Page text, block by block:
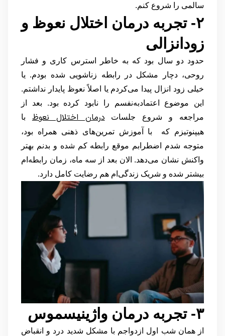
سالمی را شروع کنم.
۲- تجربه درمان اختلال نعوظ و
زودانزالی
حدود دو سال بود که به خاطر استرس کاری و فشار
روحی، دچار مشکل در رابطه زناشویی شده بودم. یا
خیلی زود انزال پیدا می‌کردم یا اصلاً نعوظ پایدار نداشتم.
این موضوع اعتمادبه‌نفسم را نابود کرده بود. بعد از
مراجعه و شروع جلسات درمان اختلال نعوظ با
هیپنوتیزم که با آموزش تمرین‌های ذهنی همراه بود،
متوجه شدم اضطرابم موقع رابطه کم شده و بدنم بهتر
واکنش نشان می‌دهد. الان بعد از سه ماه، زمان رابطه‌ام
بیشتر شده و شریک زندگی‌ام هم رضایت کامل دارد.
۳- تجربه درمان واژینیسموس
از همان شب اول ازدواجم با مشکل شدید درد و انقباض